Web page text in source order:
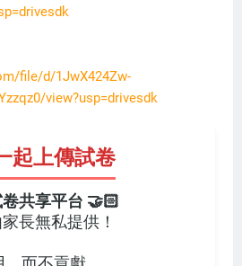
file/d/1JwX424Zw-
view?usp=drivesdk
起上傳試卷
共享平台 🤝🏻
長無私提供！